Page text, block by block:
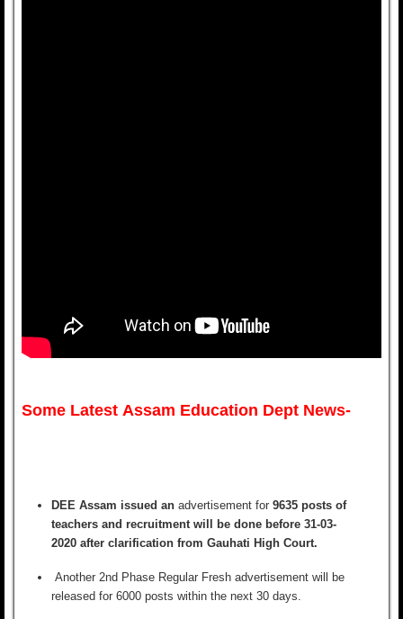
Some Latest Assam Education Dept News-
DEE Assam issued an advertisement for 9635 posts of
teachers and recruitment will be done before 31-03-
2020 after clarification from Gauhati High Court.
Another 2nd Phase Regular Fresh advertisement will be
released for 6000 posts within the next 30 days.